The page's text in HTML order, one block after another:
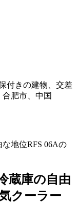
付きの建物、交差
肥市、中国
蔵庫の自由
クーラー